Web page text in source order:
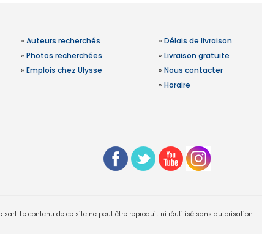
» Auteurs recherchés
» Photos recherchées
» Emplois chez Ulysse
» Délais de livraison
» Livraison gratuite
» Nous contacter
» Horaire
Le contenu de ce site ne peut être reproduit ni réutilisé sans autorisation